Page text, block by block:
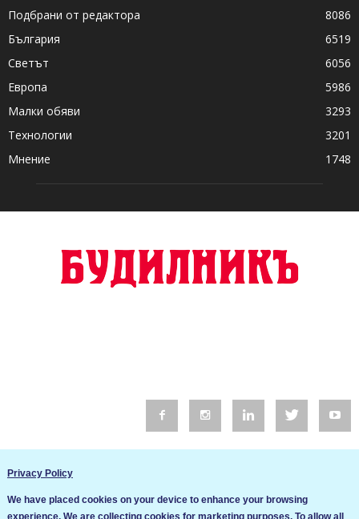
Подбрани от редактора
8086
България
6519
Светът
6056
Европа
5986
Малки обяви
3293
Технологии
3201
Мнение
1748
Privacy Policy
We have placed cookies on your device to enhance your browsing
experience. We are collecting cookies for marketing purposes. To allow all